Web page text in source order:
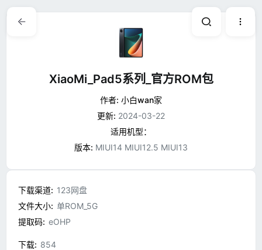
XiaoMi_Pad5系列_官方ROM包
作者: 小白wan家
更新: 2024-03-22
适用机型：
版本: MIUI14 MIUI12.5 MIUI13
下载渠道
123网盘
文件大小 单ROM_5G
提取码 eOHP
下载 854